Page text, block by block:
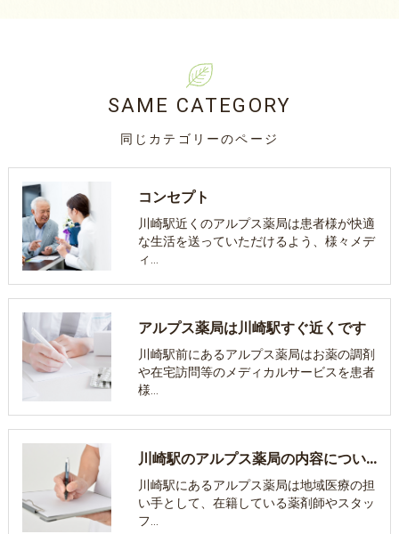
同じカテゴリーのページ
SAME CATEGORY
コンセプト
川崎駅近くのアルプス薬局は患者様が快適
な生活を送っていただけるよう、様々メデ
ィ…
アルプス薬局は川崎駅すぐ近くです
川崎駅前にあるアルプス薬局はお薬の調剤
や在宅訪問等のメディカルサービスを患者
様…
川崎駅のアルプス薬局の内容について
川崎駅にあるアルプス薬局は地域医療の担
い手として、在籍している薬剤師やスタッ
フ…